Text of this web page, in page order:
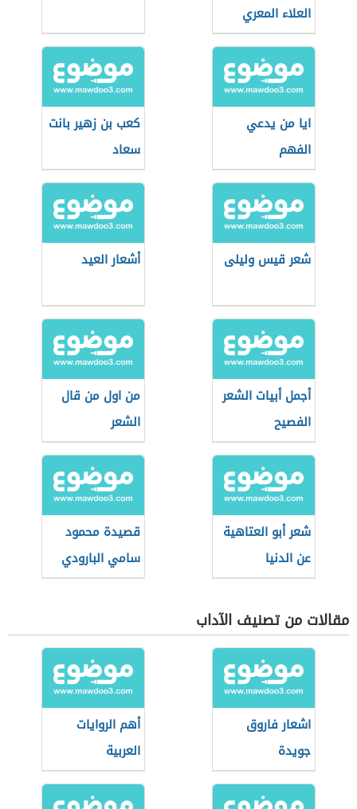
العلاء المعري
يرثي فقيها
ايا من يدعي
الفهم
كعب بن زهير بانت
سعاد
شعر قيس وليلى أشعار العيد
أجمل أبيات الشعر
الفصيح
من اول من قال
الشعر
شعر أبو العتاهية
عن الدنيا
قصيدة محمود
سامي البارودي
عن الوطن
مقالات من تصنيف الآداب
اشعار فاروق
جويدة
أهم الروايات
العربية